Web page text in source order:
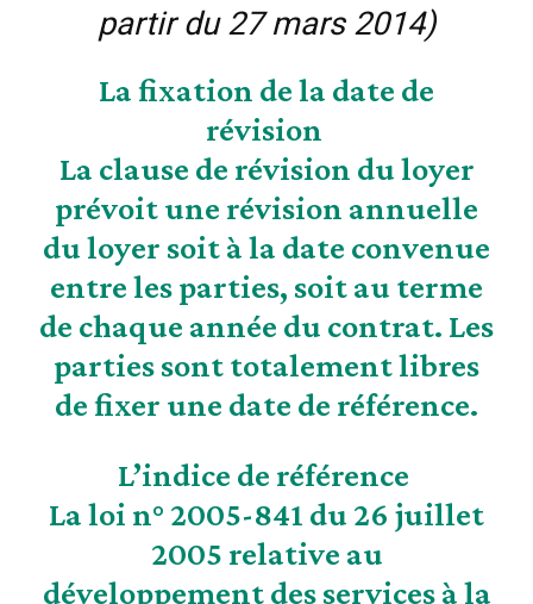
partir du 27 mars 2014)
La fixation de la date de
révision
La clause de révision du loyer
prévoit une révision annuelle
du loyer soit à la date convenue
entre les parties, soit au terme
de chaque année du contrat. Les
parties sont totalement libres
de fixer une date de référence.
L’indice de référence
La loi n° 2005-841 du 26 juillet
2005 relative au
développement des services à la